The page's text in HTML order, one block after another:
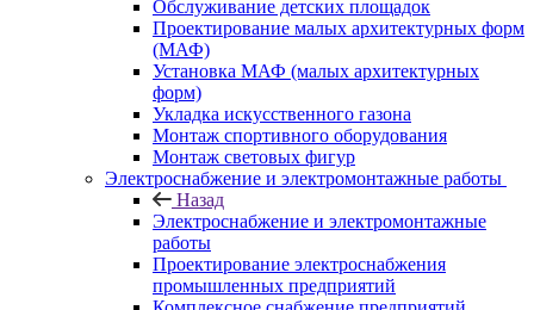
Обслуживание детских площадок
Проектирование малых архитектурных форм
(МАФ)
Установка МАФ (малых архитектурных
форм)
Укладка искусственного газона
Монтаж спортивного оборудования
Монтаж световых фигур
Электроснабжение и электромонтажные работы
Назад
Электроснабжение и электромонтажные
работы
Проектирование электроснабжения
промышленных предприятий